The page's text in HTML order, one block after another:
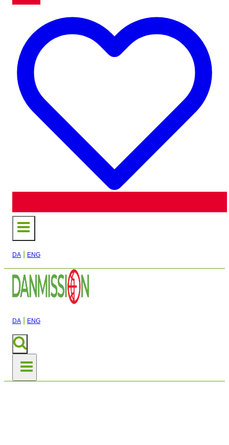
DA ENG
DA ENG